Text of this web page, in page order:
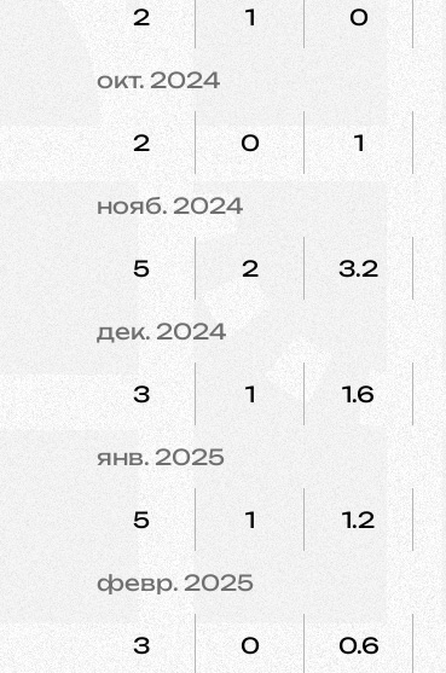
2 1 0
окт. 2024
2 0 1
нояб. 2024
5 2 3.2
дек. 2024
3 1 1.6
янв. 2025
5 1 1.2
февр. 2025
3 0 0.6